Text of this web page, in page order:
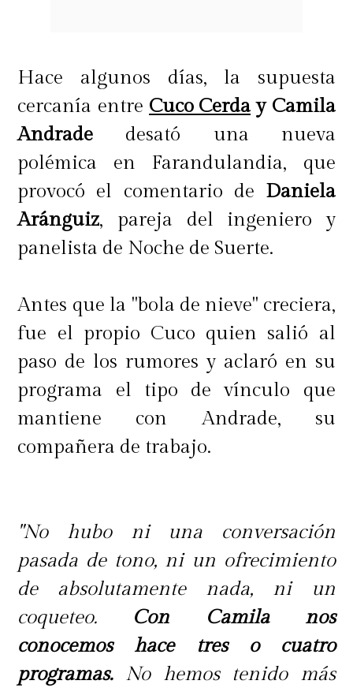
Hace algunos días, la supuesta
cercanía entre Cuco Cerday Camila
Andrade desató una nueva
polémica en Farandulandia, que
provocó el comentario de Daniela
Aránguiz, pareja del ingeniero y
panelista de Noche de Suerte.
Antes que la "bola de nieve" creciera,
fue el propio Cuco quien salió al
paso de los rumores y aclaró en su
programa el tipo de vínculo que
mantiene con Andrade, su
compañera de trabajo.
"No hubo ni una conversación
pasada de tono, ni un ofrecimiento
de absolutamente nada, ni un
coqueteo. Con Camila nos
conocemos hace tres o cuatro
programas.No hemos tenido más